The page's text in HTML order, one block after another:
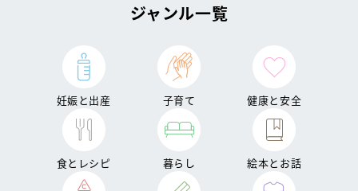
ジャンル一覧
妊娠と出産 子育て 健康と安全
食とレシピ 暮らし 絵本とお話